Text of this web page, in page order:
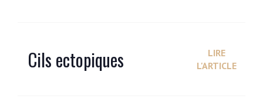
Cils ectopiques
LIRE
L'ARTICLE